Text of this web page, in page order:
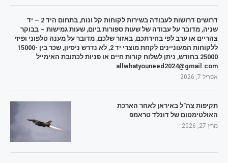
דרושים דרושות לעבודה בשירות לקוחות קל ונוח, בתחום היד 2 – יד
שניה, מדובר על עבודה של שעות ספורות ביום, שעות גמישות – בבוקר
צהריים או ערב לפי בחירתכם, באזור שלכם, מדובר על מענה טלפוני ופיזי
ללקוחות המעוניינים לקחת מוצרי יד 2, לא נדרש ניסיון, שכר בין 15000-
25000 בחודש, ניתן לשלוח קורות חיים או פניות לכתובת האימייל
allwhatyouneed2024@gmail.com
אפריל 7, 2026
תקיפות צה"ל באיראן לאחר הארכת
האולטימטום של דונלד טראמפ
מרץ 27, 2026